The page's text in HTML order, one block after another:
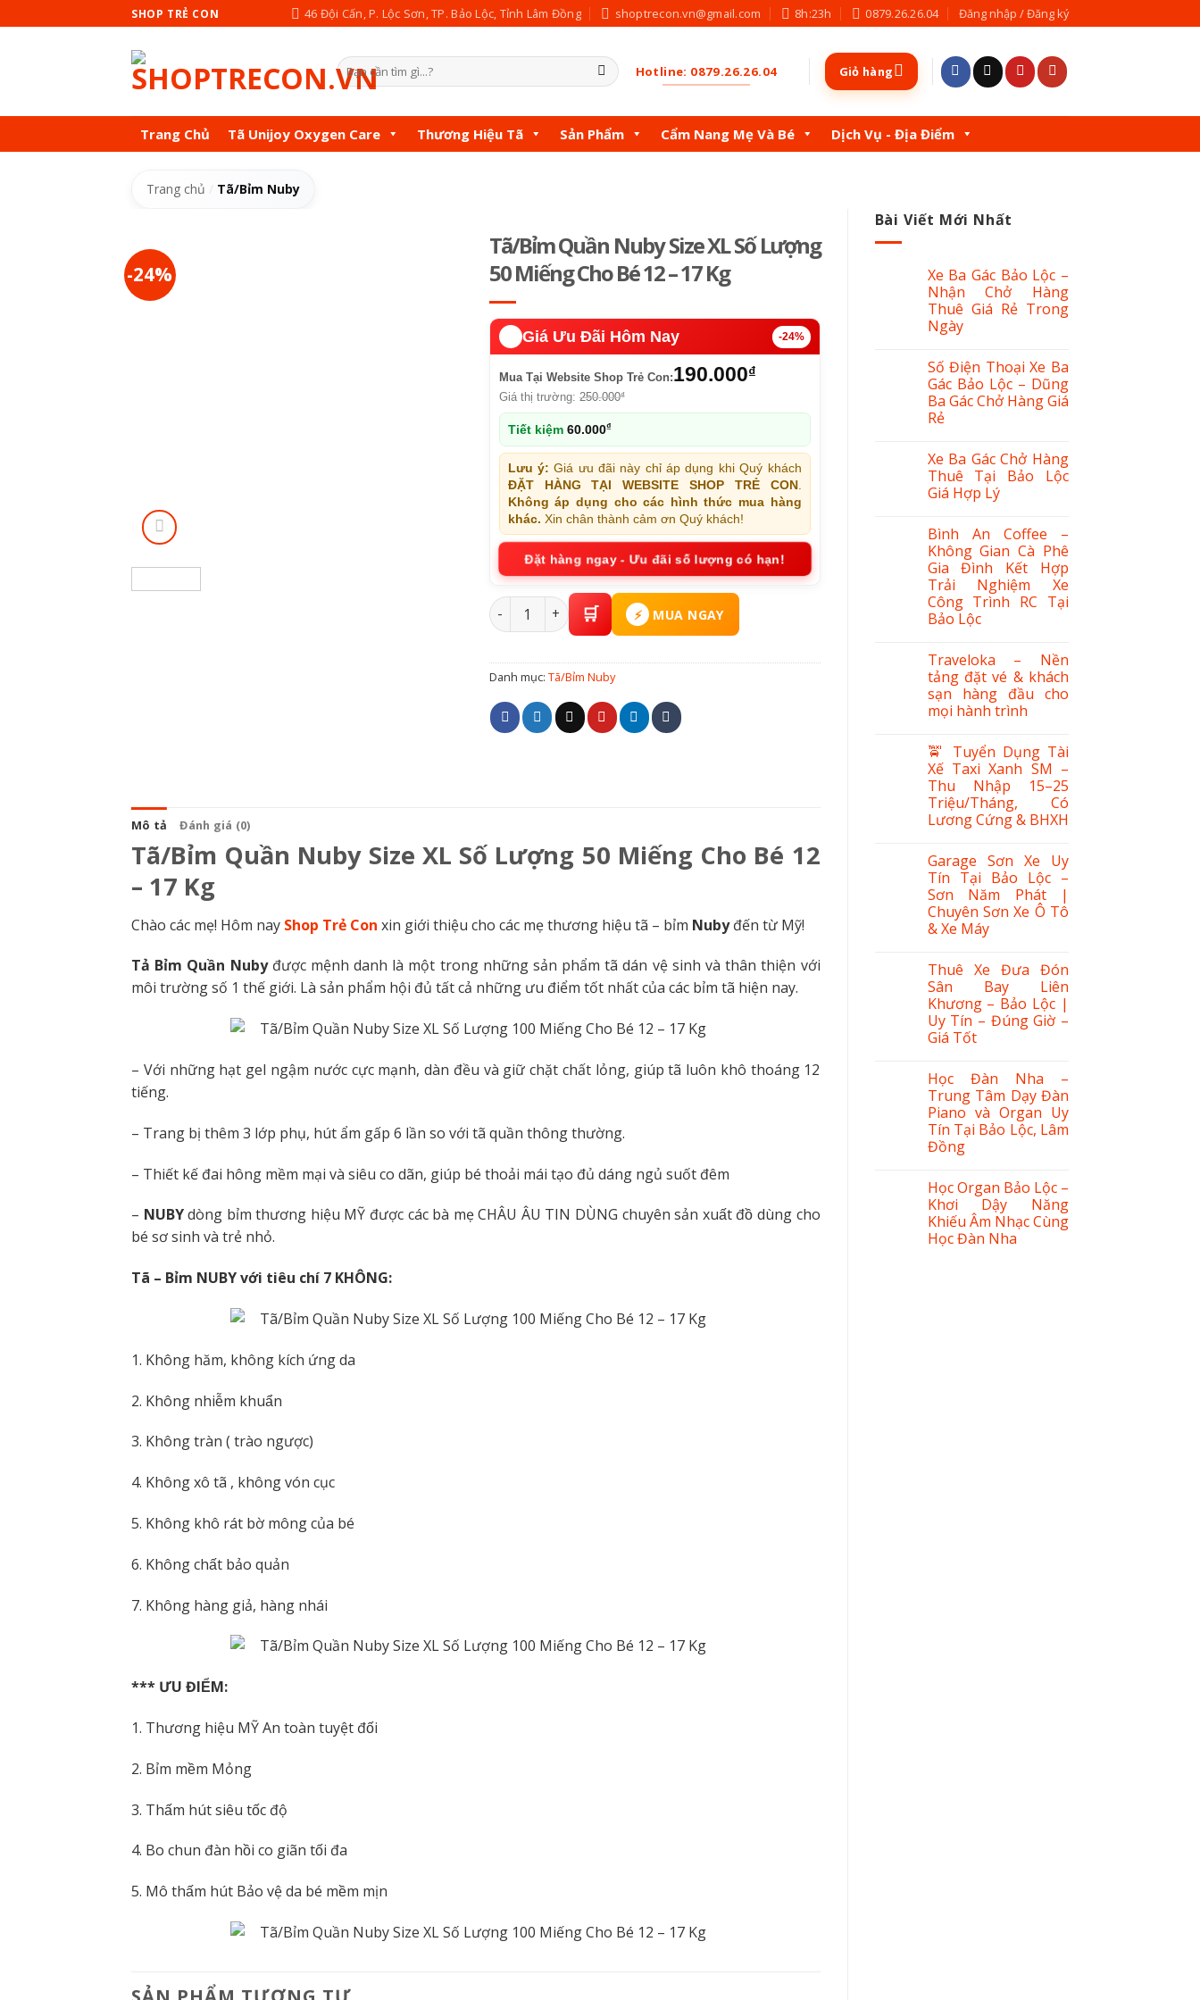
to
SHOP TRẺ CON 46 Đội Cấn, P. Lộc Sơn, TP. Bảo Lộc, Tỉnh Lâm Đồng shoptrecon.vn@gmail.com 8h:23h 0879.26.26.04 Đăng nhập / Đăng ký
Tìm
kiếm:
Hotline: 0879.26.26.04 Giỏ hàng
Trang Chủ Tã Unijoy Oxygen Care Thương Hiệu Tã Sản Phẩm Cẩm Nang Mẹ Và Bé Dịch Vụ - Địa Điểm
Trang chủ / Tã/Bỉm Nuby
Bài Viết Mới Nhất
Xe Ba Gác Bảo Lộc –
Nhận Chở Hàng
Thuê Giá Rẻ Trong
Ngày
Số Điện Thoại Xe Ba
Gác Bảo Lộc – Dũng
Ba Gác Chở Hàng Giá
Rẻ
Xe Ba Gác Chở Hàng
Thuê Tại Bảo Lộc
Giá Hợp Lý
Bình An Coffee –
Không Gian Cà Phê
Gia Đình Kết Hợp
Trải Nghiệm Xe
Công Trình RC Tại
Bảo Lộc
Traveloka – Nền
tảng đặt vé & khách
sạn hàng đầu cho
mọi hành trình
🚖 Tuyển Dụng Tài
Xế Taxi Xanh SM –
Thu Nhập 15–25
Triệu/Tháng, Có
Lương Cứng & BHXH
Garage Sơn Xe Uy
Tín Tại Bảo Lộc –
Sơn Năm Phát |
Chuyên Sơn Xe Ô Tô
& Xe Máy
Thuê Xe Đưa Đón
Sân Bay Liên
Khương – Bảo Lộc |
Uy Tín – Đúng Giờ –
Giá Tốt
Học Đàn Nha –
Trung Tâm Dạy Đàn
Piano và Organ Uy
Tín Tại Bảo Lộc, Lâm
Đồng
Học Organ Bảo Lộc –
Khơi Dậy Năng
Khiếu Âm Nhạc Cùng
Học Đàn Nha
-24%
Tã/Bỉm Quần Nuby Size XL Số Lượng
50 Miếng Cho Bé 12 – 17 Kg
Giá Ưu Đãi Hôm Nay -24%
Mua Tại Website Shop Trẻ Con:190.000₫
Giá thị trường: 250.000₫
Tiết kiệm 60.000₫
Lưu ý: Giá ưu đãi này chỉ áp dụng khi Quý khách
ĐẶT HÀNG TẠI WEBSITE SHOP TRẺ CON.
Không áp dụng cho các hình thức mua hàng
khác. Xin chân thành cảm ơn Quý khách!
Đặt hàng ngay - Ưu đãi số lượng có hạn!
Tã/Bỉm Quần Nuby Size XL Số Lượng 50 Miếng Cho Bé 12 – 17 Kg số lượng
MUA NGAY
Danh mục: Tã/Bỉm Nuby
Mô tả Đánh giá (0)
Tã/Bỉm Quần Nuby Size XL Số Lượng 50 Miếng Cho Bé 12
– 17 Kg
Chào các mẹ! Hôm nay Shop Trẻ Con xin giới thiệu cho các mẹ thương hiệu tã – bỉm Nubyđến từ Mỹ!
Tả Bỉm Quần Nubyđược mệnh danh là một trong những sản phẩm tã dán vệ sinh và thân thiện với
môi trường số 1 thế giới. Là sản phẩm hội đủ tất cả những ưu điểm tốt nhất của các bỉm tã hiện nay.
– Với những hạt gel ngậm nước cực mạnh, dàn đều và giữ chặt chất lỏng, giúp tã luôn khô thoáng 12
tiếng.
– Trang bị thêm 3 lớp phụ, hút ẩm gấp 6 lần so với tã quần thông thường.
– Thiết kế đai hông mềm mại và siêu co dãn, giúp bé thoải mái tạo đủ dáng ngủ suốt đêm
– NUBYdòng bỉm thương hiệu MỸ được các bà mẹ CHÂU ÂU TIN DÙNG chuyên sản xuất đồ dùng cho
bé sơ sinh và trẻ nhỏ.
Tã – Bỉm NUBY với tiêu chí 7 KHÔNG:
1. Không hăm, không kích ứng da
2. Không nhiễm khuẩn
3. Không tràn ( trào ngược)
4. Không xô tã , không vón cục
5. Không khô rát bờ mông của bé
6. Không chất bảo quản
7. Không hàng giả, hàng nhái
*** ƯU ĐIỂM:
1. Thương hiệu MỸ An toàn tuyệt đối
2. Bỉm mềm Mỏng
3. Thấm hút siêu tốc độ
4. Bo chun đàn hồi co giãn tối đa
5. Mô thấm hút Bảo vệ da bé mềm mịn